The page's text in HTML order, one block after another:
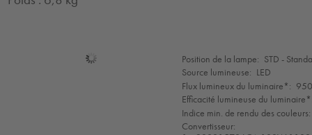
Sélection
de
mode
Position de la lampe: STD -
Source lumineuse: LED
Flux lumineux du luminaire*:
Efficacité lumineuse du
Indice min. de rendu des couleurs:
Convertisseur: